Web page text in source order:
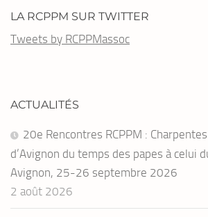
LA RCPPM SUR TWITTER
Tweets by RCPPMassoc
ACTUALITÉS
20e Rencontres RCPPM :
d’Avignon du temps des papes à celui
Avignon, 25-26 septembre 2026
2 août 2026